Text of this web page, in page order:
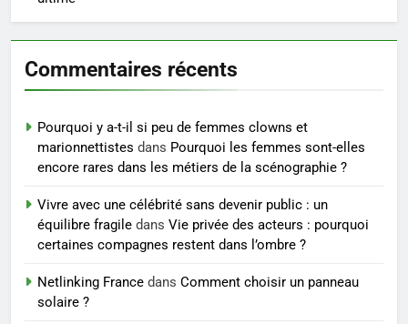
exercices
BIEN ÊTRE
7
trouver un accompagnement
sérieux à un tarif juste ?
BIEN ÊTRE
Sclérose en plaques et
maternité : tout ce que les
connaître
Commentaires récents
Pourquoi y a-t-il si peu de femmes clowns et
marionnettistes dans Pourquoi les femmes sont-elles
encore rares dans les métiers de la scénographie ?
Vivre avec une célébrité sans devenir public : un
équilibre fragile dans Vie privée des acteurs : pourquoi
certaines compagnes restent dans l’ombre ?
Netlinking France dans Comment choisir un panneau
solaire ?